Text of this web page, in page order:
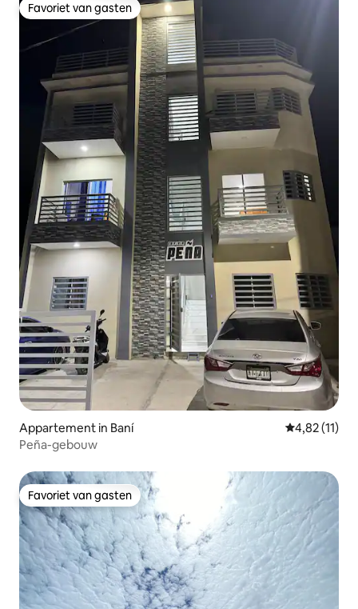
Favoriet van gasten
Favoriet van gasten
Appartement in Baní Gemiddelde
4,82 (11)
Peña-gebouw
Favoriet van gasten
Favoriet van gasten